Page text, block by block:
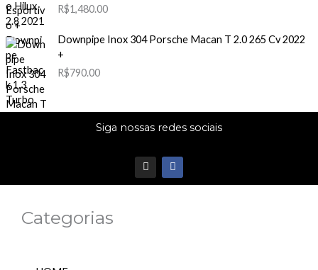
R$1,480.00
Downpipe Inox 304 Porsche Macan T 2.0 265 Cv 2022
+
R$790.00
Siga nossas redes sociais
I
n
s
F
a
c
Categorias